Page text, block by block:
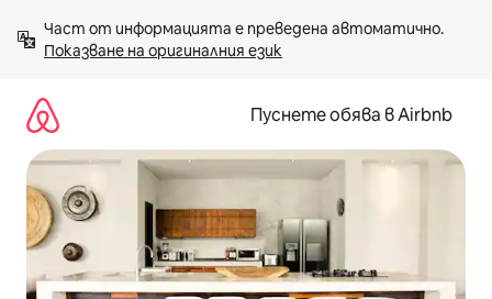
към
съдържанието
Показване на оригиналния език
Пуснете обява в Airbnb